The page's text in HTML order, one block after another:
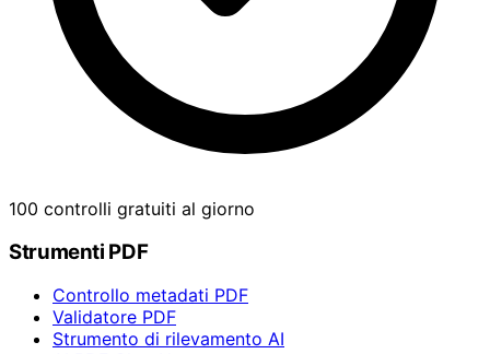
100 controlli gratuiti al giorno
Strumenti PDF
Controllo metadati PDF
Validatore PDF
Strumento di rilevamento AI